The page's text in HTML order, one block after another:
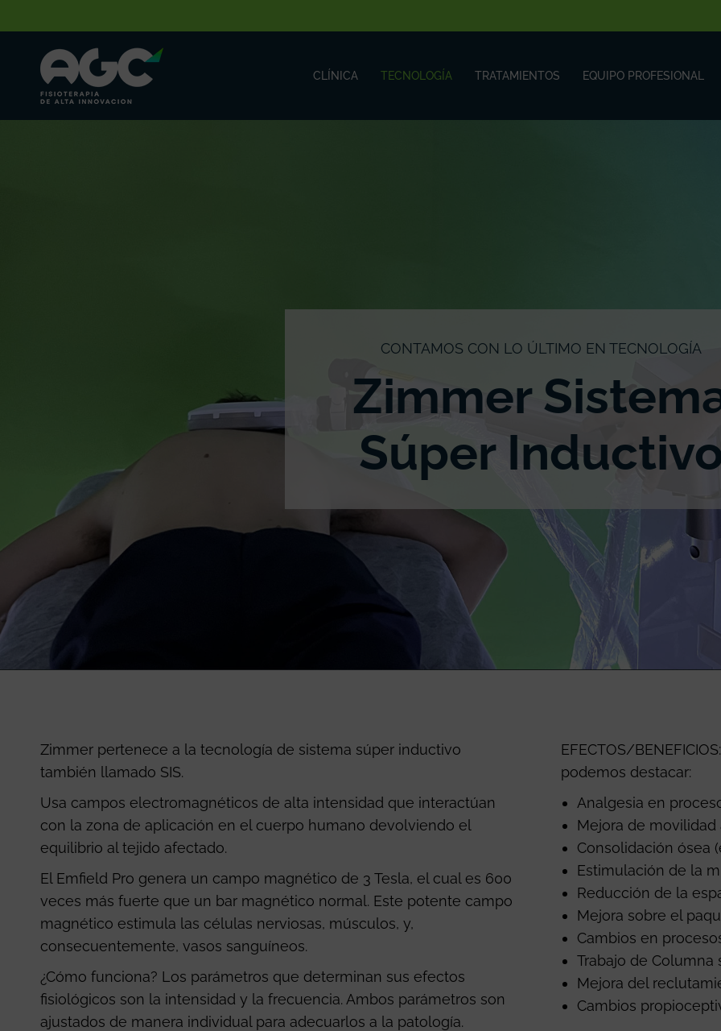
CLÍNICA TECNOLOGÍA TRATAMIENTOS EQUIPO PROFESIONAL
CONTAMOS CON LO ÚLTIMO EN TECNOLOGÍA
Zimmer
Súper
Zimmer pertenece a la tecnología de sistema súper inductivo
también llamado SIS.
Usa campos electromagnéticos de alta intensidad que interactúan
con la zona de aplicación en el cuerpo humano devolviendo el
equilibrio al tejido afectado.
El Emfield Pro genera un campo magnético de 3 Tesla, el cual es 600
veces más fuerte que un bar magnético normal. Este potente campo
magnético estimula las células nerviosas, músculos, y,
consecuentemente, vasos sanguíneos.
¿Cómo funciona? Los parámetros que determinan sus efectos
fisiológicos son la intensidad y la frecuencia. Ambos parámetros son
ajustados de manera individual para adecuarlos a la patología.
EFECTOS/
podemos destacar:
Analgesia en
Mejora de movilidad
Consolidación ósea
Estimulación de la
Reducción de la
Mejora sobre el
Cambios en
Trabajo de
Mejora del
Cambios